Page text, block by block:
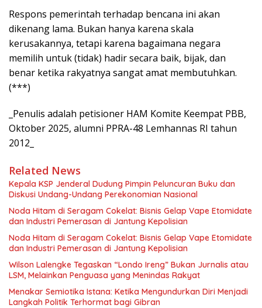
Respons pemerintah terhadap bencana ini akan
dikenang lama. Bukan hanya karena skala
kerusakannya, tetapi karena bagaimana negara
memilih untuk (tidak) hadir secara baik, bijak, dan
benar ketika rakyatnya sangat amat membutuhkan.
(***)
_Penulis adalah petisioner HAM Komite Keempat PBB,
Oktober 2025, alumni PPRA-48 Lemhannas RI tahun
2012_
Related News
Kepala KSP Jenderal Dudung Pimpin Peluncuran Buku dan
Diskusi Undang-Undang Perekonomian Nasional
Noda Hitam di Seragam Cokelat: Bisnis Gelap Vape Etomidate
dan Industri Pemerasan di Jantung Kepolisian
Noda Hitam di Seragam Cokelat: Bisnis Gelap Vape Etomidate
dan Industri Pemerasan di Jantung Kepolisian
Wilson Lalengke Tegaskan “Londo Ireng” Bukan Jurnalis atau
LSM, Melainkan Penguasa yang Menindas Rakyat
Menakar Semiotika Istana: Ketika Mengundurkan Diri Menjadi
Langkah Politik Terhormat bagi Gibran